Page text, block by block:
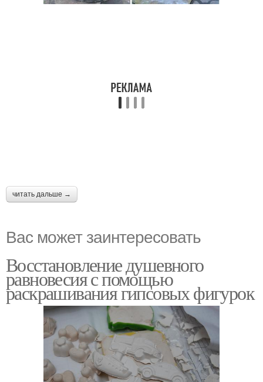
читать дальше →
Вас может заинтересовать
Восстановление душевного
равновесия с помощью
раскрашивания гипсовых фигурок